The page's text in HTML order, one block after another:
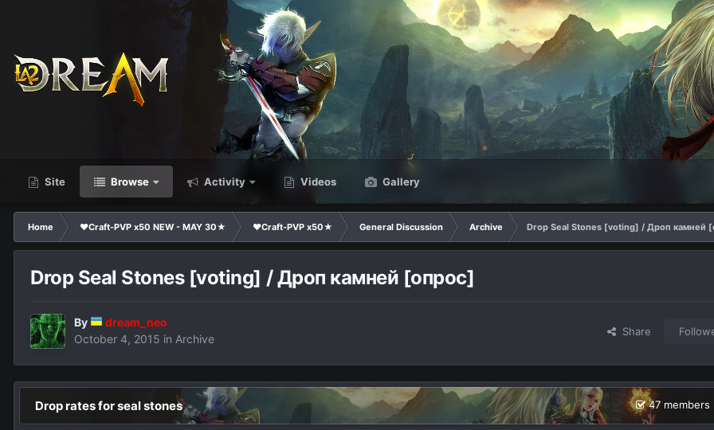
Site Browse Activity Videos Gallery
Home ❤Craft-PVP x50 NEW - MAY 30★ ❤Craft-PVP x50★ General Discussion Archive
Drop Seal Stones [voting] / Дроп камней
Drop Seal Stones [voting] / Дроп камней [опрос]
By
dream_neo
October 4, 2015 in Archive
Share
Drop rates for seal stones 47 members